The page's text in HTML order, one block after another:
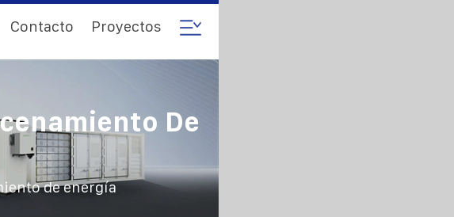
Contacto Proyectos
De
de energía